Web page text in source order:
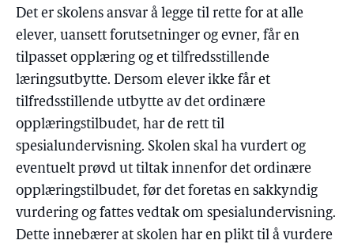
Det er skolens ansvar å legge til rette for at alle
elever, uansett forutsetninger og evner, får en
tilpasset opplæring og et tilfredsstillende
læringsutbytte. Dersom elever ikke får et
tilfredsstillende utbytte av det ordinære
opplæringstilbudet, har de rett til
spesialundervisning. Skolen skal ha vurdert og
eventuelt prøvd ut tiltak innenfor det ordinære
opplæringstilbudet, før det foretas en sakkyndig
vurdering og fattes vedtak om spesialundervisning.
Dette innebærer at skolen har en plikt til å vurdere